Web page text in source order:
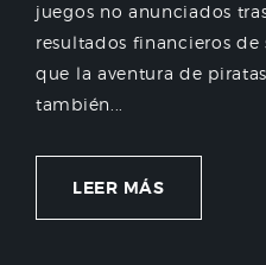
juegos no anunciados
resultados financieros
que la aventura de
también...
LEER MÁS